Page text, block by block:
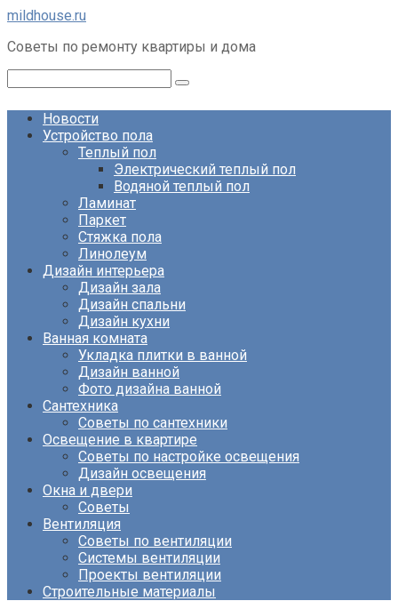
Перейти
контенту
mildhouse.ru
Советы по ремонту квартиры и дома
Новости
Устройство пола
Теплый пол
Электрический теплый пол
Водяной теплый пол
Ламинат
Паркет
Стяжка пола
Линолеум
Дизайн интерьера
Дизайн зала
Дизайн спальни
Дизайн кухни
Ванная комната
Укладка плитки в ванной
Дизайн ванной
Фото дизайна ванной
Сантехника
Советы по сантехники
Освещение в квартире
Советы по настройке освещения
Дизайн освещения
Окна и двери
Советы
Вентиляция
Советы по вентиляции
Системы вентиляции
Проекты вентиляции
Строительные материалы